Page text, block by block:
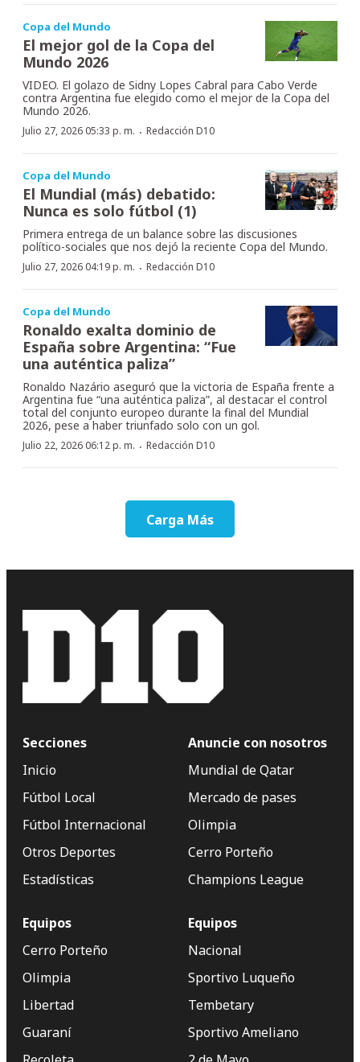
Copa del Mundo
El mejor gol de la Copa del
Mundo 2026
VIDEO. El golazo de Sidny Lopes Cabral para Cabo Verde
contra Argentina fue elegido como el mejor de la Copa del
Mundo 2026.
Julio 27, 2026 05:33 p. m. · Redacción D10
Copa del Mundo
El Mundial (más) debatido:
Nunca es solo fútbol (1)
Primera entrega de un balance sobre las discusiones
político-sociales que nos dejó la reciente Copa del Mundo.
Julio 27, 2026 04:19 p. m. · Redacción D10
Copa del Mundo
Ronaldo exalta dominio de
España sobre Argentina: “Fue
una auténtica paliza”
Ronaldo Nazário aseguró que la victoria de España frente a
Argentina fue “una auténtica paliza”, al destacar el control
total del conjunto europeo durante la final del Mundial
2026, pese a haber triunfado solo con un gol.
Julio 22, 2026 06:12 p. m. · Redacción D10
Carga Más
Secciones
Inicio
Fútbol Local
Fútbol Internacional
Otros Deportes
Estadísticas
Anuncie con nosotros
Mundial de Qatar
Mercado de pases
Olimpia
Cerro Porteño
Champions League
Equipos
Cerro Porteño
Olimpia
Libertad
Guaraní
Equipos
Nacional
Sportivo Luqueño
Tembetary
Sportivo Ameliano